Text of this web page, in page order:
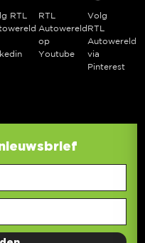
RTL
RTL
Autowereld
op
Youtube
Volg
RTL
Autowereld
via
Pinterest